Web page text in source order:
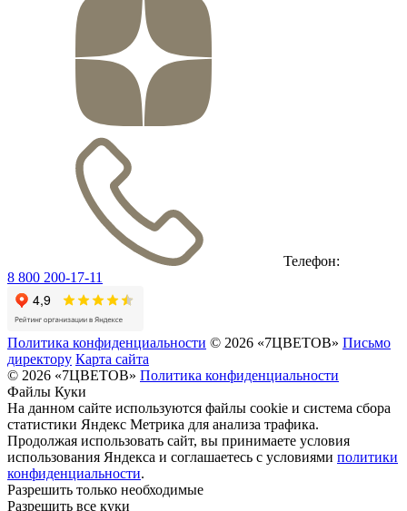
Телефон:
8 800 200-17-11
Политика конфиденциальности © 2026 «7ЦВЕТОВ» Письмо
директору Карта сайта
© 2026 «7ЦВЕТОВ» Политика конфиденциальности
Файлы Куки
На данном сайте используются файлы cookie и система сбора
статистики Яндекс Метрика для анализа трафика.
Продолжая использовать сайт, вы принимаете условия
использования Яндекса и соглашаетесь с условиями политики
конфиденциальности.
Разрешить только необходимые
Разрешить все куки